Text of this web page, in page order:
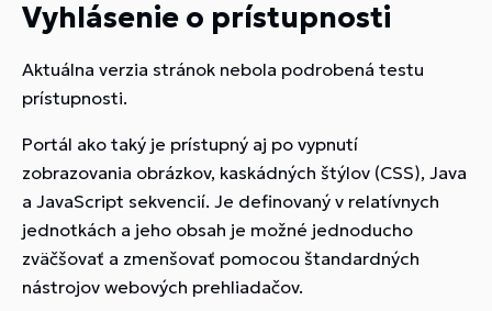
Vyhlásenie o prístupnosti
Aktuálna verzia stránok nebola podrobená testu
prístupnosti.
Portál ako taký je prístupný aj po vypnutí
zobrazovania obrázkov, kaskádných štýlov (CSS), Java
a JavaScript sekvencií. Je definovaný v relatívnych
jednotkách a jeho obsah je možné jednoducho
zväčšovať a zmenšovať pomocou štandardných
nástrojov webových prehliadačov.